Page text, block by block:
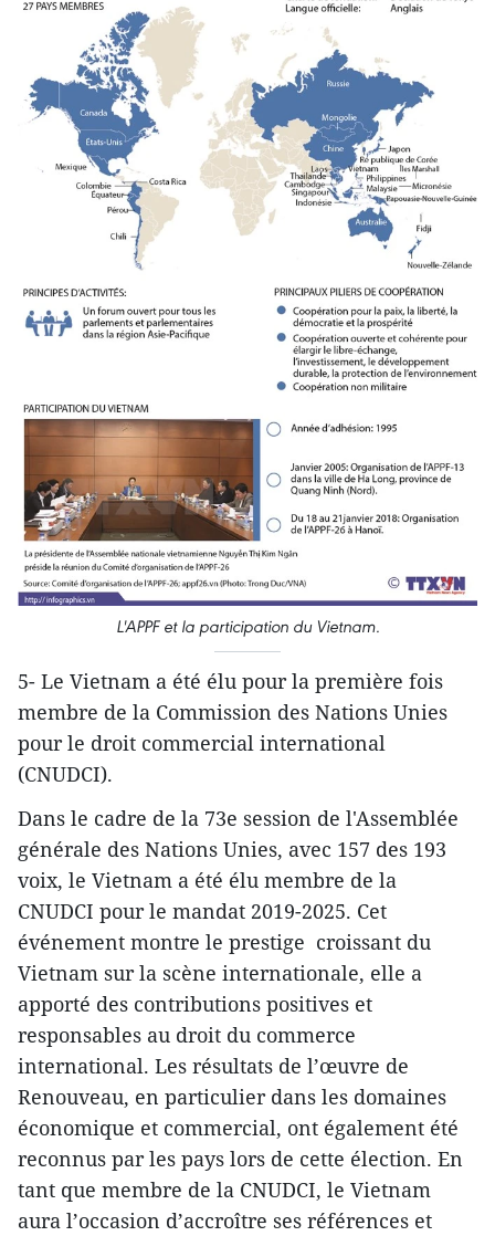
L'APPF et la participation du Vietnam.
5- Le Vietnam a été élu pour la première fois
membre de la Commission des Nations Unies
pour le droit commercial international
(CNUDCI).
Dans le cadre de la 73e session de l'Assemblée
générale des Nations Unies, avec 157 des 193
voix, le Vietnam a été élu membre de la
CNUDCI pour le mandat 2019-2025. Cet
événement montre le prestige croissant du
Vietnam sur la scène internationale, elle a
apporté des contributions positives et
responsables au droit du commerce
international. Les résultats de l’œuvre de
Renouveau, en particulier dans les domaines
économique et commercial, ont également été
reconnus par les pays lors de cette élection. En
tant que membre de la CNUDCI, le Vietnam
aura l’occasion d’accroître ses références et